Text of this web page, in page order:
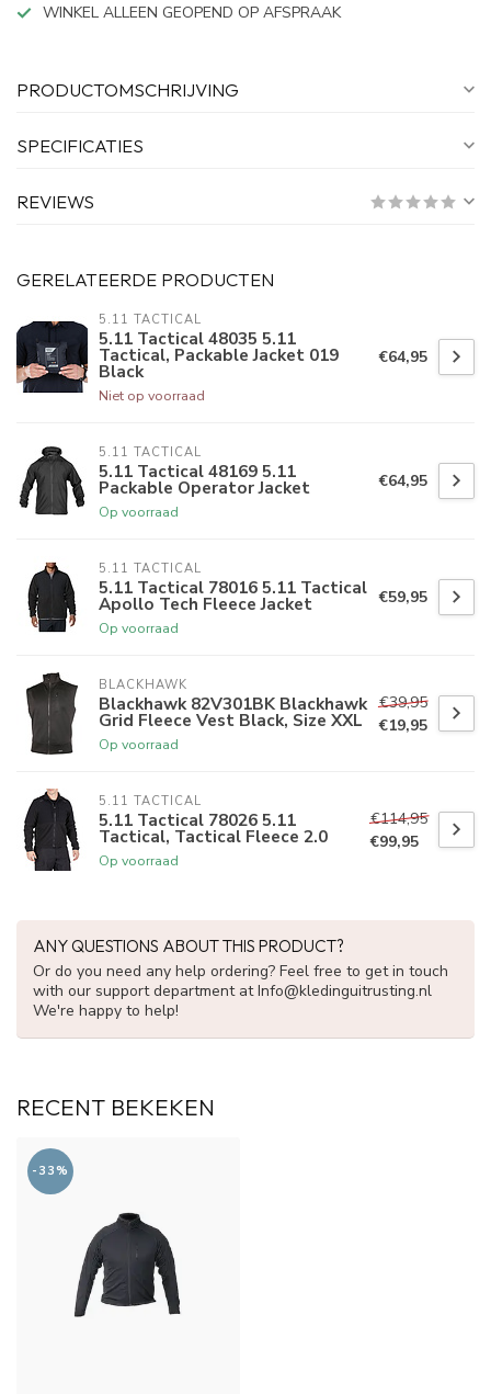
WINKEL ALLEEN GEOPEND OP AFSPRAAK
PRODUCTOMSCHRIJVING
SPECIFICATIES
REVIEWS
GERELATEERDE PRODUCTEN
5.11 TACTICAL
5.11 Tactical 48035 5.11
Tactical, Packable Jacket 019
Black
Niet op voorraad
€64,95
5.11 TACTICAL
5.11 Tactical 48169 5.11
Packable Operator Jacket
Op voorraad
€64,95
5.11 TACTICAL
5.11 Tactical 78016 5.11 Tactical
Apollo Tech Fleece Jacket
Op voorraad
€59,95
BLACKHAWK
Blackhawk 82V301BK Blackhawk
Grid Fleece Vest Black, Size XXL
Op voorraad
€39,95
€19,95
5.11 TACTICAL
5.11 Tactical 78026 5.11
Tactical, Tactical Fleece 2.0
Op voorraad
€114,95
€99,95
ANY QUESTIONS ABOUT THIS PRODUCT?
Or do you need any help ordering? Feel free to get in touch
with our support department atInfo@kledinguitrusting.nl
We're happy to help!
RECENT BEKEKEN
-33%